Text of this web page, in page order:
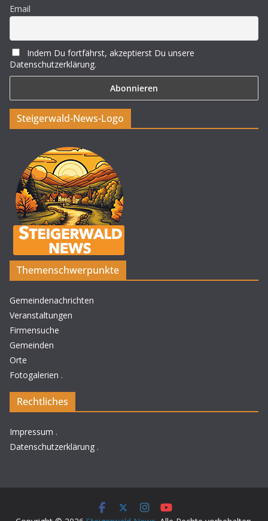
Email
Indem Du fortfährst, akzeptierst Du unsere
Datenschutzerklärung.
Steigerwald-News-Logo
Themenschwerpunkte
Gemeindenachrichten
Veranstaltungen
Firmensuche
Gemeinden
Orte
Fotogalerien .
Rechtliches
Impressum .
Datenschutzerklärung .